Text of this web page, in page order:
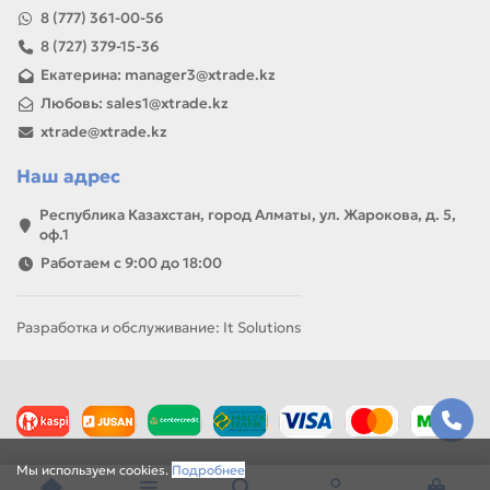
Мы используем cookies. Подробнее
8 (777) 361-00-56
8 (727) 379-15-36
Екатерина: manager3@xtrade.kz
Любовь: sales1@xtrade.kz
xtrade@xtrade.kz
Наш адрес
Республика Казахстан, город Алматы, ул. Жарокова, д. 5,
оф.1
Работаем с 9:00 до 18:00
Разработка и обслуживание: It Solutions